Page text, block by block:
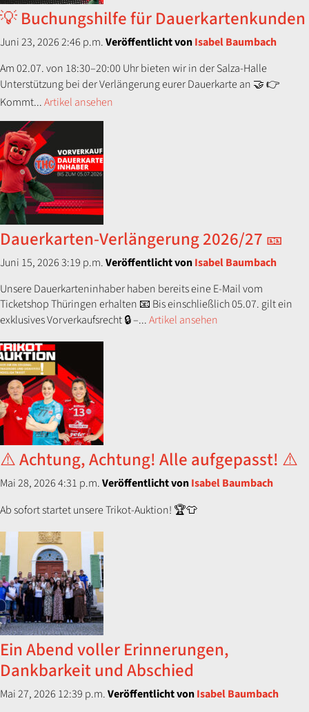
💡 Buchungshilfe für Dauerkartenkunden
Juni 23, 2026 2:46 p.m.Veröffentlicht vonIsabel Baumbach
Am 02.07. von 18:30–20:00 Uhr bieten wir in der Salza-Halle
Unterstützung bei der Verlängerung eurer Dauerkarte an 🤝 👉
Kommt...Artikel ansehen
Dauerkarten-Verlängerung 2026/27 🎫
Juni 15, 2026 3:19 p.m.Veröffentlicht vonIsabel Baumbach
Unsere Dauerkarteninhaber haben bereits eine E-Mail vom
Ticketshop Thüringen erhalten 📧 Bis einschließlich 05.07. gilt ein
exklusives Vorverkaufsrecht 🔒 –...Artikel ansehen
⚠️ Achtung, Achtung! Alle aufgepasst! ⚠️
Mai 28, 2026 4:31 p.m.Veröffentlicht vonIsabel Baumbach
Ab sofort startet unsere Trikot-Auktion! 🏆👕
Ein Abend voller Erinnerungen,
Dankbarkeit und Abschied
Mai 27, 2026 12:39 p.m.Veröffentlicht vonIsabel Baumbach